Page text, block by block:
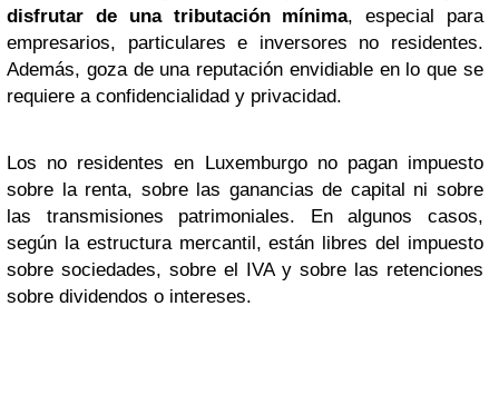
disfrutar de una tributación mínima, especial para
empresarios, particulares e inversores no residentes.
Además, goza de una reputación envidiable en lo que se
requiere a confidencialidad y privacidad.
Los no residentes en Luxemburgo no pagan impuesto
sobre la renta, sobre las ganancias de capital ni sobre
las transmisiones patrimoniales. En algunos casos,
según la estructura mercantil, están libres del impuesto
sobre sociedades, sobre el IVA y sobre las retenciones
sobre dividendos o intereses.